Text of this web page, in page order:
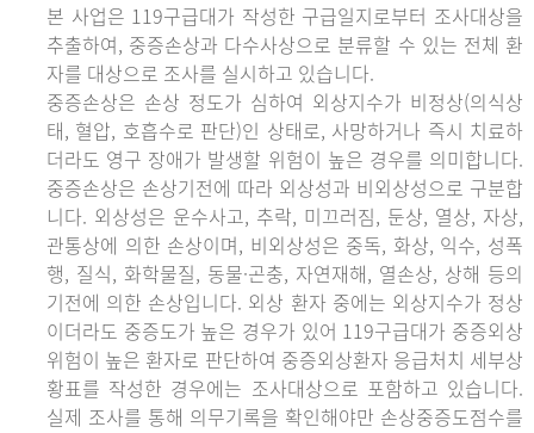
본 사업은 119구급대가 작성한 구급일지로부터 조사대상을
추출하여, 중증손상과 다수사상으로 분류할 수 있는 전체 환
자를 대상으로 조사를 실시하고 있습니다.
중증손상은 손상 정도가 심하여 외상지수가 비정상(의식상
태, 혈압, 호흡수로 판단)인 상태로, 사망하거나 즉시 치료하
더라도 영구 장애가 발생할 위험이 높은 경우를 의미합니다.
중증손상은 손상기전에 따라 외상성과 비외상성으로 구분합
니다. 외상성은 운수사고, 추락, 미끄러짐, 둔상, 열상, 자상,
관통상에 의한 손상이며, 비외상성은 중독, 화상, 익수, 성폭
행, 질식, 화학물질, 동물·곤충, 자연재해, 열손상, 상해 등의
기전에 의한 손상입니다. 외상 환자 중에는 외상지수가 정상
이더라도 중증도가 높은 경우가 있어 119구급대가 중증외상
위험이 높은 환자로 판단하여 중증외상환자 응급처치 세부상
황표를 작성한 경우에는 조사대상으로 포함하고 있습니다.
실제 조사를 통해 의무기록을 확인해야만 손상중증도점수를